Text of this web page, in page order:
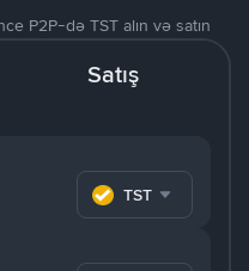
P2P-də TST alın və satın
Satış
TST